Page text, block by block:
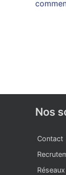
Nos
Contact